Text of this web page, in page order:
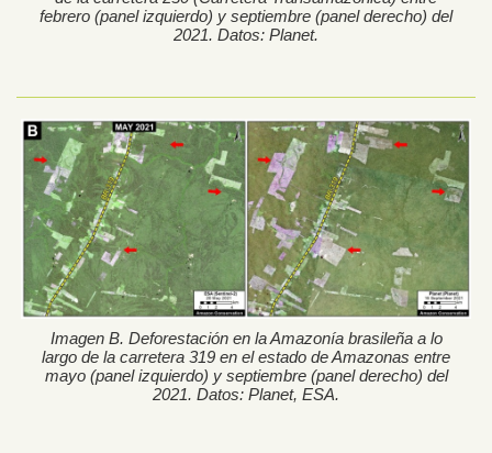
febrero (panel izquierdo) y septiembre (panel derecho) del
2021. Datos: Planet.
Imagen B. Deforestación en la Amazonía brasileña a lo
largo de la carretera 319 en el estado de Amazonas entre
mayo (panel izquierdo) y septiembre (panel derecho) del
2021. Datos: Planet, ESA.